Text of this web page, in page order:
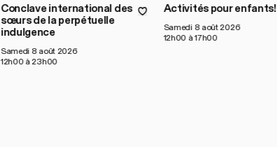
Conclave international des
sœurs de la perpétuelle
indulgence
Samedi 8 août 2026
12h00 à 23h00
Activités pour enfants!
Samedi 8 août 2026
12h00 à 17h00